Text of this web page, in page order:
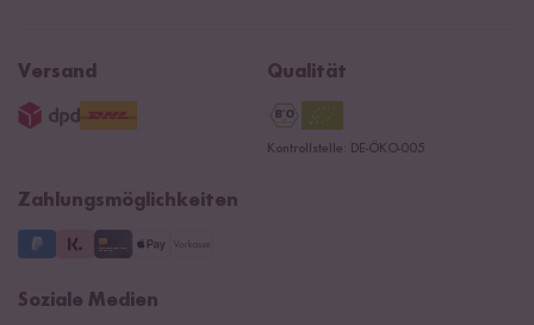
Navacopah
15 Jahre Reishunger
B2B
Jobs
Datenschutzerklärung
3 Jahre Garantie
Versand Qualität
Kontrollstelle: DE-ÖKO-005
Zahlungsmöglichkeiten
Soziale Medien